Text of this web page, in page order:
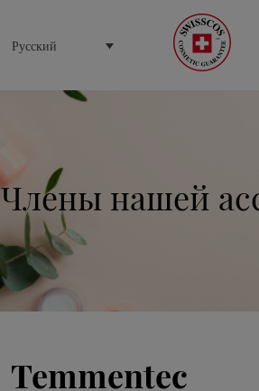
Русский
Члены нашей
Temmentec